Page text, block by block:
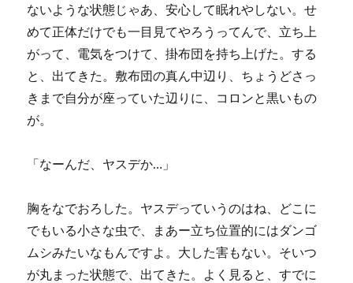
ないような状態じゃあ、安心して眠れやしない。せ
めて正体だけでも一目見てやろうってんで、立ち上
がって、電気をつけて、掛布団を持ち上げた。する
と、出てきた。敷布団の真ん中辺り、ちょうどさっ
きまで自分が座っていた辺りに、コロンと黒いもの
が。
「なーんだ、ヤスデか…」
胸をなでおろした。ヤスデっていうのはね、どこに
でもいる小さな虫で、まあー立ち位置的にはダンゴ
ムシみたいなもんですよ。大した害もない。そいつ
が丸まった状態で、出てきた。よく見ると、すでに